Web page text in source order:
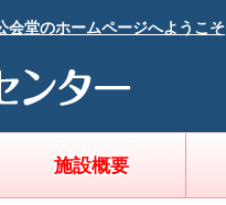
会堂のホームページへようこそ
施設概要